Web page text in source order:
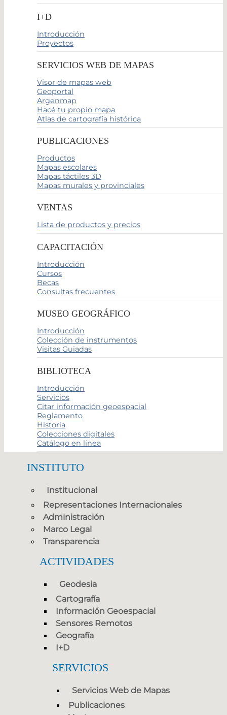
I+D
Introducción
Proyectos
SERVICIOS WEB DE MAPAS
Visor de mapas web
Geoportal
Argenmap
Hacé tu propio mapa
Atlas de cartografía histórica
PUBLICACIONES
Productos
Mapas escolares
Mapas táctiles 3D
Mapas murales y provinciales
VENTAS
Lista de productos y precios
CAPACITACIÓN
Introducción
Cursos
Becas
Consultas frecuentes
MUSEO GEOGRÁFICO
Introducción
Colección de instrumentos
Visitas Guiadas
BIBLIOTECA
Introducción
Servicios
Citar información geoespacial
Reglamento
Historia
Colecciones digitales
Catálogo en línea
INSTITUTO
Institucional
Representaciones Internacionales
Administración
Marco Legal
Transparencia
ACTIVIDADES
Geodesia
Cartografía
Información Geoespacial
Sensores Remotos
Geografía
I+D
SERVICIOS
Servicios Web de Mapas
Publicaciones